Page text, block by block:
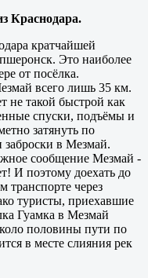
Краснодара.
кратчайшей
Это наиболее
от посёлка.
всего лишь 35 км.
не такой быстрой как
спуски, подъёмы и
затянуть по
заброски в Мезмай.
сообщение Мезмай -
И поэтому доехать до
транспорте через
туристы, приехавшие
Гуамка в Мезмай
половины пути по
в месте слияния рек